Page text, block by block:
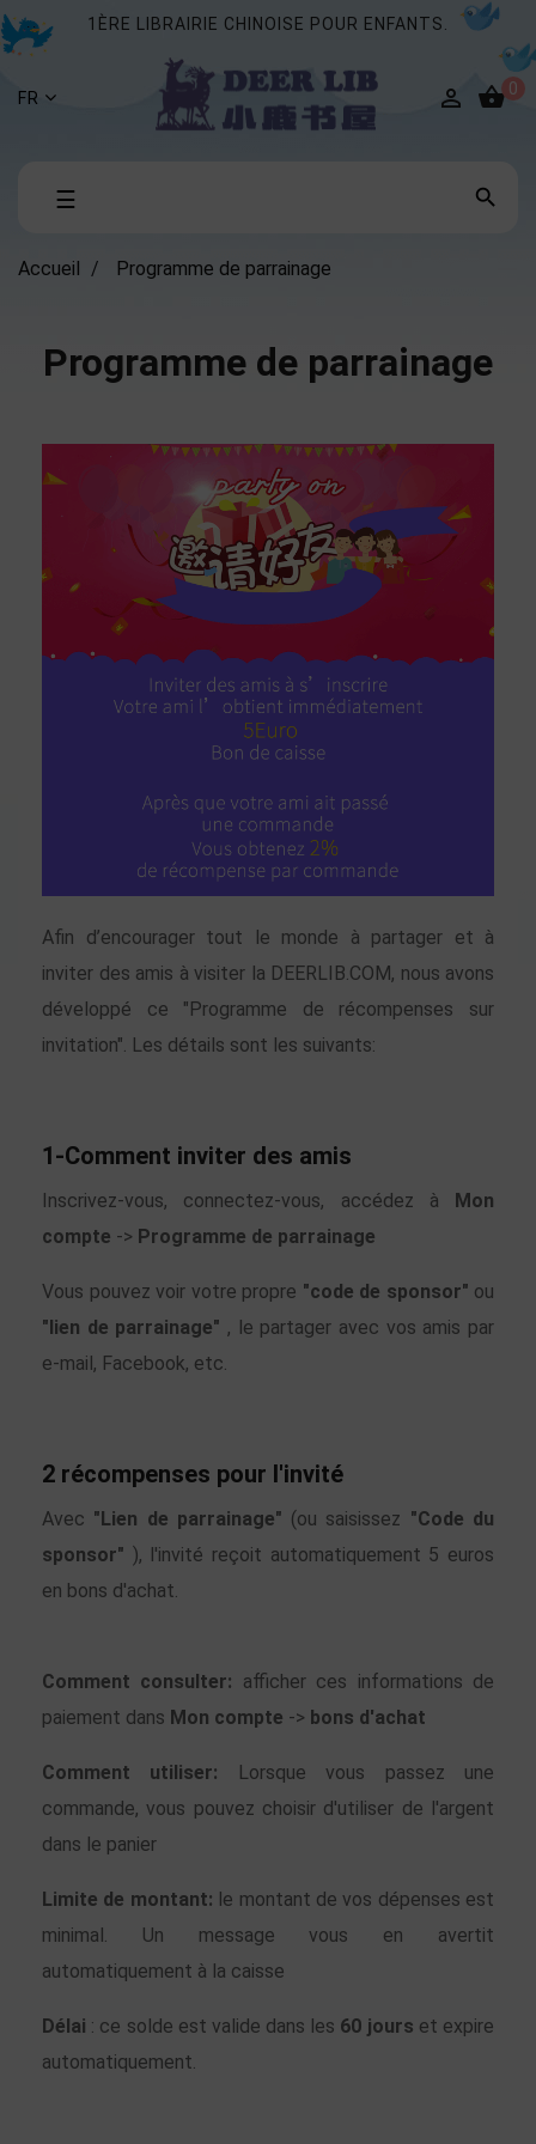
1ÈRE LIBRAIRIE CHINOISE POUR ENFANTS.
FR  0
Basculer
☰ 
Accueil Programme de parrainage
Programme de parrainage
Afin d’encourager tout le monde à partager et à
inviter des amis à visiter la DEERLIB.COM, nous avons
développé ce "Programme de récompenses sur
invitation". Les détails sont les suivants:
1-Comment inviter des amis
Inscrivez-vous, connectez-vous, accédez à Mon
compte -> Programme de parrainage
Vous pouvez voir votre propre "code de sponsor" ou
"lien de parrainage" , le partager avec vos amis par
e-mail, Facebook, etc.
2 récompenses pour l'invité
Avec "Lien de parrainage" (ou saisissez "Code du
sponsor" ), l'invité reçoit automatiquement 5 euros
en bons d'achat.
Comment consulter: afficher ces informations de
paiement dans Mon compte -> bons d'achat
Comment utiliser:
Lorsque vous passez une
commande, vous pouvez choisir d'utiliser de l'argent
dans le panier
Limite de montant: le montant de vos dépenses est
minimal. Un message vous en avertit
automatiquement à la caisse
Délai : ce solde est valide dans les 60 jours et expire
automatiquement.